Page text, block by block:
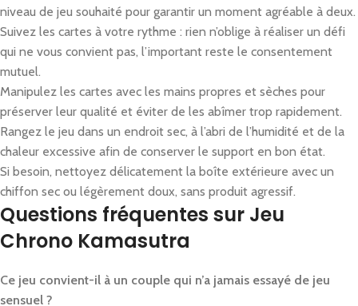
niveau de jeu souhaité pour garantir un moment agréable à deux.
Suivez les cartes à votre rythme : rien n’oblige à réaliser un défi
qui ne vous convient pas, l’important reste le consentement
mutuel.
Manipulez les cartes avec les mains propres et sèches pour
préserver leur qualité et éviter de les abîmer trop rapidement.
Rangez le jeu dans un endroit sec, à l’abri de l’humidité et de la
chaleur excessive afin de conserver le support en bon état.
Si besoin, nettoyez délicatement la boîte extérieure avec un
chiffon sec ou légèrement doux, sans produit agressif.
Questions fréquentes sur Jeu
Chrono Kamasutra
Ce jeu convient-il à un couple qui n’a jamais essayé de jeu
sensuel ?